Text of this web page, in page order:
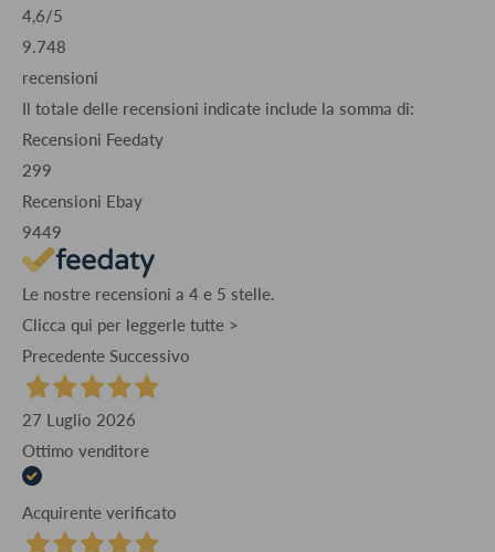
4,6/5
9.748
recensioni
Il totale delle recensioni indicate include la somma di:
Recensioni Feedaty
299
Recensioni Ebay
9449
Le nostre recensioni a 4 e 5 stelle.
Clicca qui per leggerle tutte >
Precedente Successivo
27 Luglio 2026
Ottimo venditore
Acquirente verificato